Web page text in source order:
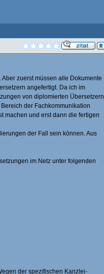
zuerst müssen alle Dokumente
angefertigt. Da ich im
von diplomierten Übersetzern
der Fachkommunikation
machen und erst dann die fertigen
der Fall sein können. Aus
im Netz unter folgenden
der spezifischen Kanzlei-